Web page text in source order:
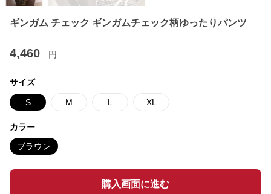
ギンガム チェック ギンガムチェック柄ゆったりパンツ
4,460 円
サイズ
S M L XL
カラー
ブラウン
購入画面に進む